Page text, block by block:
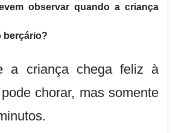
observar quando a criança
berçário?
a criança chega feliz à
chorar, mas somente